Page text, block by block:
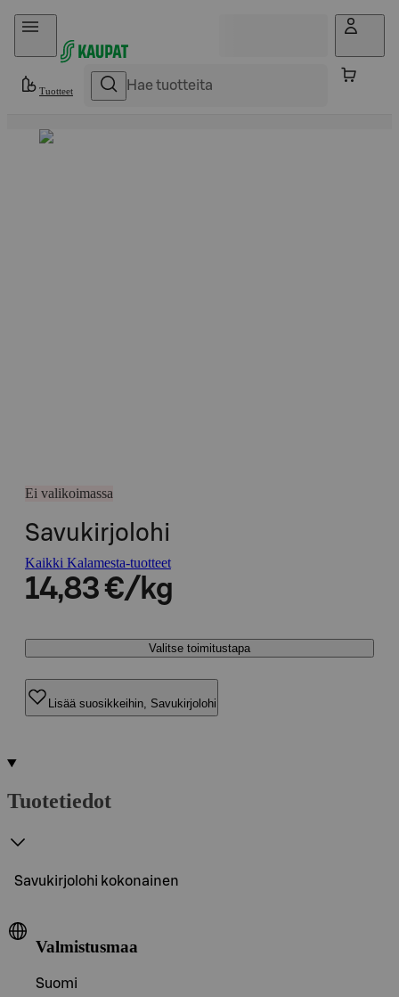
Hyppää sisältöön
Tuotteet
Ei valikoimassa
Savukirjolohi
Kaikki Kalamesta-tuotteet
14,83 €/kg
Valitse toimitustapa
Lisää suosikkeihin, Savukirjolohi
Tuotetiedot
Savukirjolohi kokonainen
Valmistusmaa
Suomi